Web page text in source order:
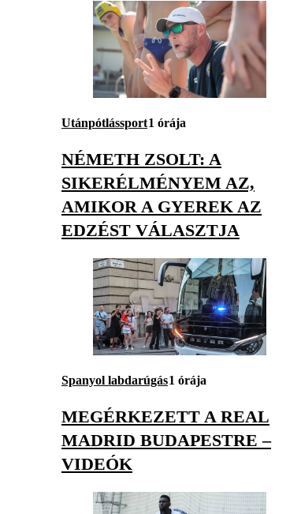
Utánpótlássport1 órája
NÉMETH ZSOLT: A
SIKERÉLMÉNYEM AZ,
AMIKOR A GYEREK AZ
EDZÉST VÁLASZTJA
Spanyol labdarúgás1 órája
MEGÉRKEZETT A REAL
MADRID BUDAPESTRE –
VIDEÓK